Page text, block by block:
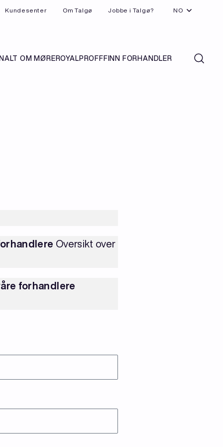
Kundesenter Om Talgø Jobbe i Talgø? NO
ALT OM MØREROYAL PROFF FINN FORHANDLER
Oversikt over
forhandlere